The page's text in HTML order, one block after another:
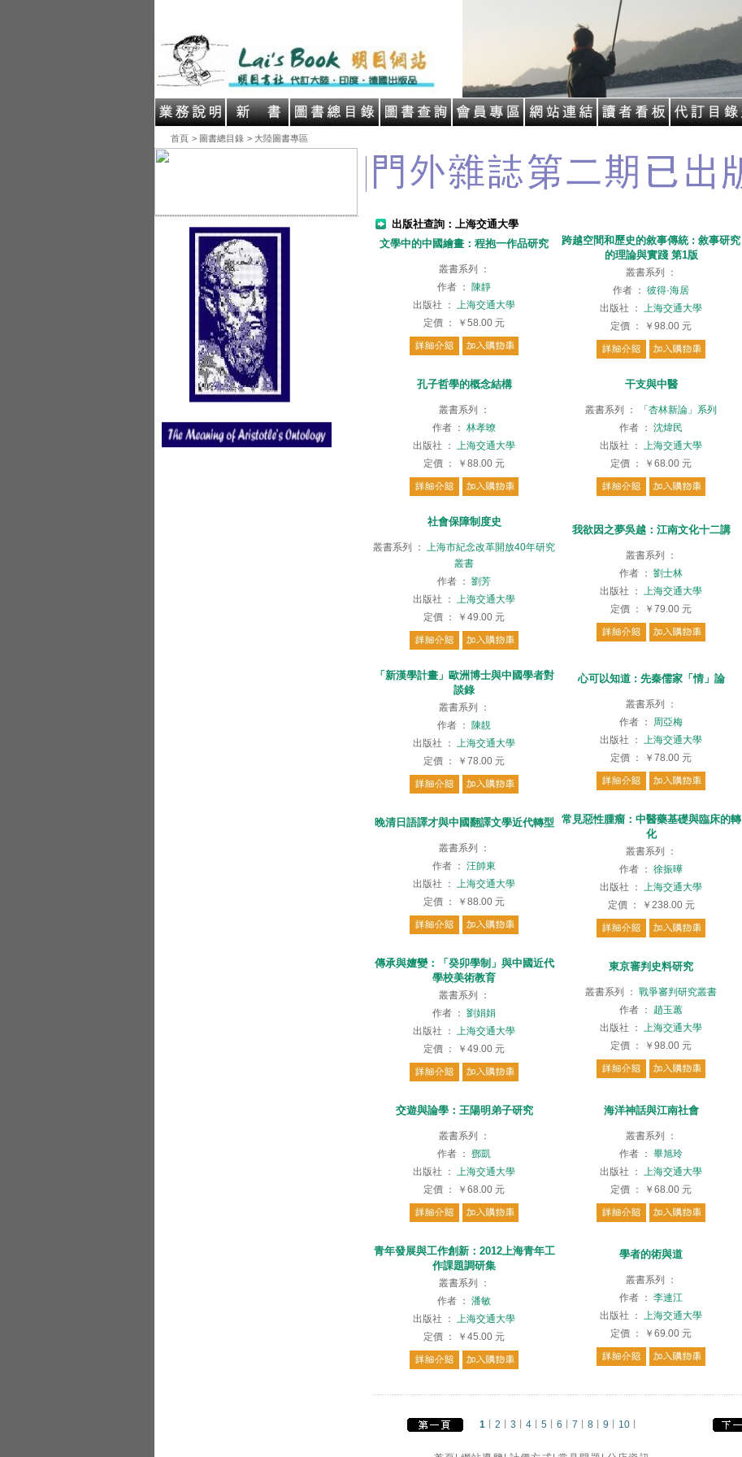
首頁 > 圖書總目錄 > 大陸圖書專區
出版社查詢：上海交通大學
文學中的中國繪畫：程抱一作品研究
叢書系列
：
作者 ：
陳靜
出版社
： 上海交通大學
定價 ： ￥58.00 元
跨越空間和歷史的敘事傳統 : 敘事研究
的理論與實踐 第1版
叢書系列
：
作者 ： 彼得·海居
出版社
： 上海交通大學
定價 ： ￥98.00 元
孔子哲學的概念結構
叢書系列
：
作者 ： 林孝暸
出版社
： 上海交通大學
定價 ： ￥88.00 元
干支與中醫
叢書系列 ：
「杏林新論」系列
作者 ： 沈煒民
出版社
： 上海交通大學
定價 ： ￥68.00 元
社會保障制度史
叢書系列 ： 上海市紀念改革開放40年研究
叢書
作者 ： 劉芳
出版社
： 上海交通大學
定價 ： ￥49.00 元
我欲因之夢吳越：江南文化十二講
叢書系列
：
作者 ： 劉士林
出版社
： 上海交通大學
定價 ： ￥79.00 元
「新漢學計畫」歐洲博士與中國學者對
談錄
叢書系列
：
作者 ：
陳靚
出版社
： 上海交通大學
定價 ： ￥78.00 元
心可以知道 : 先秦儒家「情」論
叢書系列
：
作者 ：
周亞梅
出版社
： 上海交通大學
定價 ： ￥78.00 元
晚清日語譯才與中國翻譯文學近代轉型
叢書系列
：
作者 ： 汪帥東
出版社
： 上海交通大學
定價 ： ￥88.00 元
常見惡性腫瘤：中醫藥基礎與臨床的轉
化
叢書系列
：
作者 ： 徐振曄
出版社
： 上海交通大學
定價
： ￥238.00 元
傳承與嬗變：「癸卯學制」與中國近代
學校美術教育
叢書系列
：
作者 ： 劉娟娟
出版社
： 上海交通大學
定價 ： ￥49.00 元
東京審判史料研究
叢書系列 ： 戰爭審判研究叢書
作者 ：
趙玉蕙
出版社
： 上海交通大學
定價 ： ￥98.00 元
交遊與論學：王陽明弟子研究
叢書系列
：
作者 ： 鄧凱
出版社
： 上海交通大學
定價 ： ￥68.00 元
海洋神話與江南社會
叢書系列
：
作者 ： 畢旭玲
出版社
： 上海交通大學
定價 ： ￥68.00 元
青年發展與工作創新：2012上海青年工
作課題調研集
叢書系列
：
作者 ： 潘敏
出版社
： 上海交通大學
定價 ： ￥45.00 元
學者的術與道
叢書系列
：
作者 ： 李連江
出版社
： 上海交通大學
定價 ： ￥69.00 元
1 2 3 4 5 6 7 8 9 10